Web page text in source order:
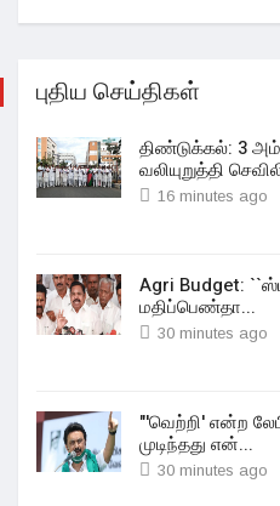
புதிய செய்திகள்
திண்டுக்கல்: 3
வலியுறுத்தி
16 minutes ago
Agri Budget:
மதிப்பெண்தா...
30 minutes ago
"'வெற்றி' என்ற
முடிந்தது என்...
30 minutes ago